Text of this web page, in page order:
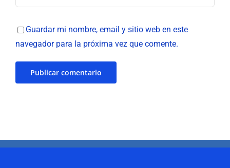
Guardar mi nombre, email y sitio web en este
navegador para la próxima vez que comente.